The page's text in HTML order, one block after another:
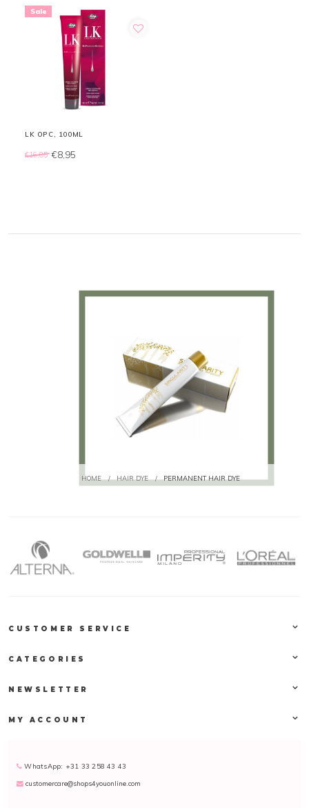
Sale
LK OPC, 100ML
€16,85 €8,95
HOME / HAIR DYE / PERMANENT HAIR DYE
CUSTOMER SERVICE
CATEGORIES
NEWSLETTER
MY ACCOUNT
WhatsApp: +31 33 258 43 43
customercare@shops4youonline.com